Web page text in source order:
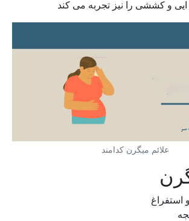
و کششی را نیز تجربه می کند
علائم میگرن کدامند
استفراغ